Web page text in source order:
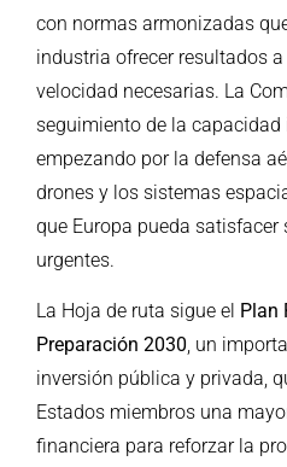
con normas armonizadas
industria ofrecer resultados
velocidad necesarias. La
seguimiento de la
empezando por la defensa
drones y los sistemas
que Europa pueda satisfacer
urgentes.
La Hoja de ruta sigue el Plan
Preparación 2030, un
inversión pública y privada,
Estados miembros una
financiera para reforzar la